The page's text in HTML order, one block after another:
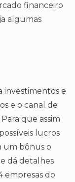
financeiro
algumas
investimentos e
e o canal de
que assim
lucros
um bônus o
dá detalhes
empresas do